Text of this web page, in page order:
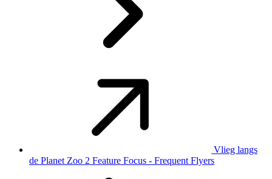
Vlieg langs
de Planet Zoo 2 Feature Focus - Frequent Flyers